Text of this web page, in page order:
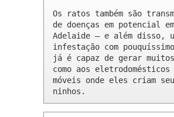
Os ratos também são
de doenças em potencial
Adelaide – e além disso,
infestação com
já é capaz de gerar
como aos eletrodomésticos
móveis onde eles criam
ninhos.